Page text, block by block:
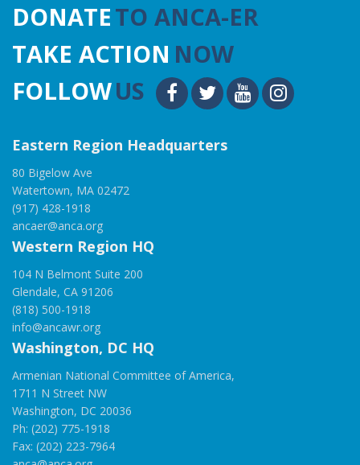
DONATETO ANCA-ER
TAKE ACTION NOW
FOLLOWUS
Eastern Region Headquarters
80 Bigelow Ave
Watertown, MA 02472
(917) 428-1918
ancaer@anca.org
Western Region HQ
104 N Belmont Suite 200
Glendale, CA 91206
(818) 500-1918
info@ancawr.org
Washington, DC HQ
Armenian National Committee of America,
1711 N Street NW
Washington, DC 20036
Ph: (202) 775-1918
Fax: (202) 223-7964